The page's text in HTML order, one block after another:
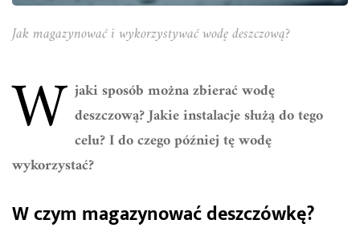
Jak magazynować i wykorzystywać wodę deszczową?
W jaki sposób można zbierać wodę
deszczową? Jakie instalacje służą do tego
celu? I do czego później tę wodę
wykorzystać?
W czym magazynować deszczówkę?